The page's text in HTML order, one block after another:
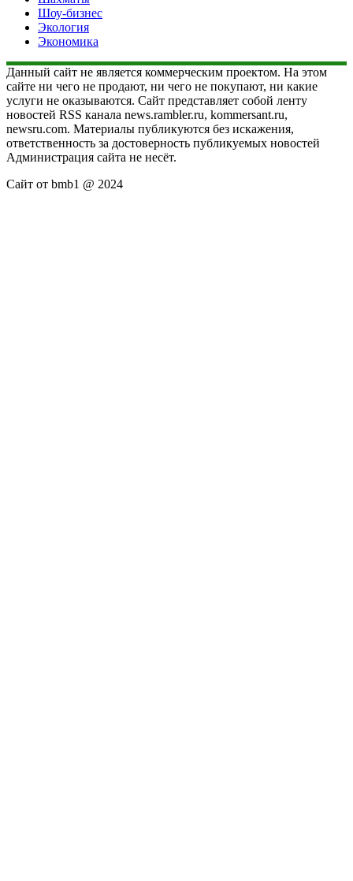
Шоу-бизнес
Экология
Экономика
Данный сайт не является коммерческим проектом. На этом
сайте ни чего не продают, ни чего не покупают, ни какие
услуги не оказываются. Сайт представляет собой ленту
новостей RSS канала news.rambler.ru, kommersant.ru,
newsru.com. Материалы публикуются без искажения,
ответственность за достоверность публикуемых новостей
Администрация сайта не несёт.
Сайт от bmb1 @ 2024